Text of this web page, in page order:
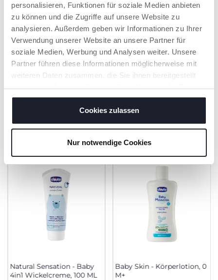
personalisieren, Funktionen für soziale Medien anbieten
zu können und die Zugriffe auf unsere Website zu
analysieren. Außerdem geben wir Informationen zu Ihrer
Verwendung unserer Website an unsere Partner für
soziale Medien, Werbung und Analysen weiter. Unsere
Partner führen diese Informationen möglicherweise mit
weiteren Daten zusammen, die Sie ihnen bereitgestellt
haben oder die sie im Rahmen Ihrer Nutzung der Dienste
gesammelt haben.
Cookies zulassen
Nur notwendige Cookies
UNSERE
FLASCHEN
Hergestellt aus 100%
recyceltem Kunststoff
und vollständig
recycelbar.
KÖNNTEN
Natural Sensation - Baby
4in1 Wickelcreme, 100 ML
Baby Skin - Körperlotion, 0
M+